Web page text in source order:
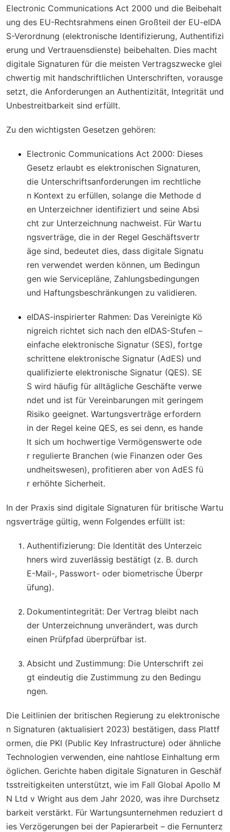
Electronic Communications Act 2000 und die Beibehalt
ung des EU-Rechtsrahmens einen Großteil der EU-eIDA
S-Verordnung (elektronische Identifizierung, Authentifizi
erung und Vertrauensdienste) beibehalten. Dies macht
digitale Signaturen für die meisten Vertragszwecke glei
chwertig mit handschriftlichen Unterschriften, vorausge
setzt, die Anforderungen an Authentizität, Integrität und
Unbestreitbarkeit sind erfüllt.
Zu den wichtigsten Gesetzen gehören:
Electronic Communications Act 2000: Dieses
Gesetz erlaubt es elektronischen Signaturen,
die Unterschriftsanforderungen im rechtliche
n Kontext zu erfüllen, solange die Methode d
en Unterzeichner identifiziert und seine Absi
cht zur Unterzeichnung nachweist. Für Wartu
ngsverträge, die in der Regel Geschäftsvertr
äge sind, bedeutet dies, dass digitale Signatu
ren verwendet werden können, um Bedingun
gen wie Servicepläne, Zahlungsbedingungen
und Haftungsbeschränkungen zu validieren.
eIDAS-inspirierter Rahmen: Das Vereinigte Kö
nigreich richtet sich nach den eIDAS-Stufen –
einfache elektronische Signatur (SES), fortge
schrittene elektronische Signatur (AdES) und
qualifizierte elektronische Signatur (QES). SE
S wird häufig für alltägliche Geschäfte verwe
ndet und ist für Vereinbarungen mit geringem
Risiko geeignet. Wartungsverträge erfordern
in der Regel keine QES, es sei denn, es hande
lt sich um hochwertige Vermögenswerte ode
r regulierte Branchen (wie Finanzen oder Ges
undheitswesen), profitieren aber von AdES fü
r erhöhte Sicherheit.
In der Praxis sind digitale Signaturen für britische Wartu
ngsverträge gültig, wenn Folgendes erfüllt ist:
Authentifizierung: Die Identität des Unterzeic
hners wird zuverlässig bestätigt (z. B. durch
E-Mail-, Passwort- oder biometrische Überpr
üfung).
Dokumentintegrität: Der Vertrag bleibt nach
der Unterzeichnung unverändert, was durch
einen Prüfpfad überprüfbar ist.
Absicht und Zustimmung: Die Unterschrift zei
gt eindeutig die Zustimmung zu den Bedingu
ngen.
Die Leitlinien der britischen Regierung zu elektronische
n Signaturen (aktualisiert 2023) bestätigen, dass Plattf
ormen, die PKI (Public Key Infrastructure) oder ähnliche
Technologien verwenden, eine nahtlose Einhaltung erm
öglichen. Gerichte haben digitale Signaturen in Geschäf
tsstreitigkeiten unterstützt, wie im Fall Global Apollo M
N Ltd v Wright aus dem Jahr 2020, was ihre Durchsetz
barkeit verstärkt. Für Wartungsunternehmen reduziert d
ies Verzögerungen bei der Papierarbeit – die Fernunterz